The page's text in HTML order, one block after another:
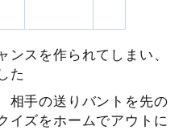
ンスを作られてしまい、
た
相手の送りバントを先の
イズをホームでアウトに